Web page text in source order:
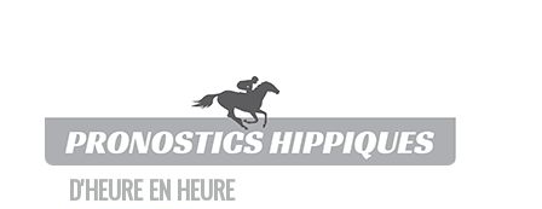
D'HEURE EN HEURE